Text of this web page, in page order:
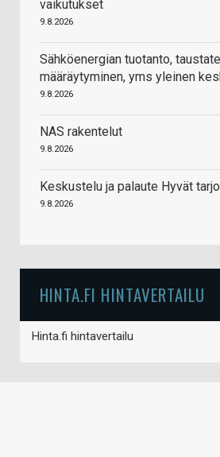
vaikutukset
9.8.2026
Sähköenergian tuotanto,
määräytyminen, yms yleinen
9.8.2026
NAS rakentelut
9.8.2026
Keskustelu ja palaute Hyvät
9.8.2026
HINTA.FI HINTAVERTAILU
Hinta.fi hintavertailu